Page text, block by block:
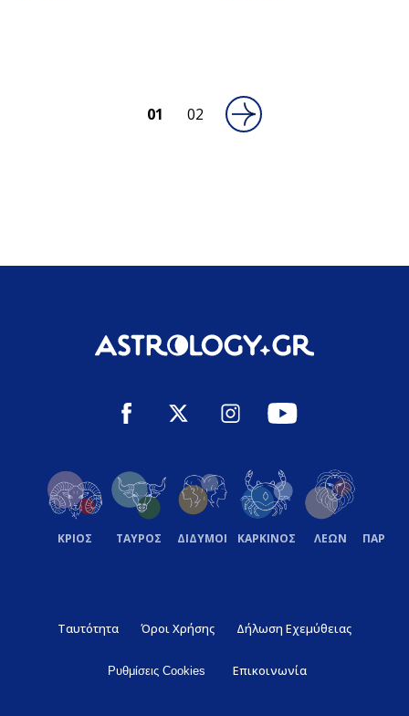
01 02
ΚΡΙΟΣ ΤΑΥΡΟΣ ΔΙΔΥΜΟΙ ΚΑΡΚΙΝΟΣ ΛΕΩΝ
Ταυτότητα Όροι Χρήσης Δήλωση Εχεμύθειας
Ρυθμίσεις Cookies Επικοινωνία